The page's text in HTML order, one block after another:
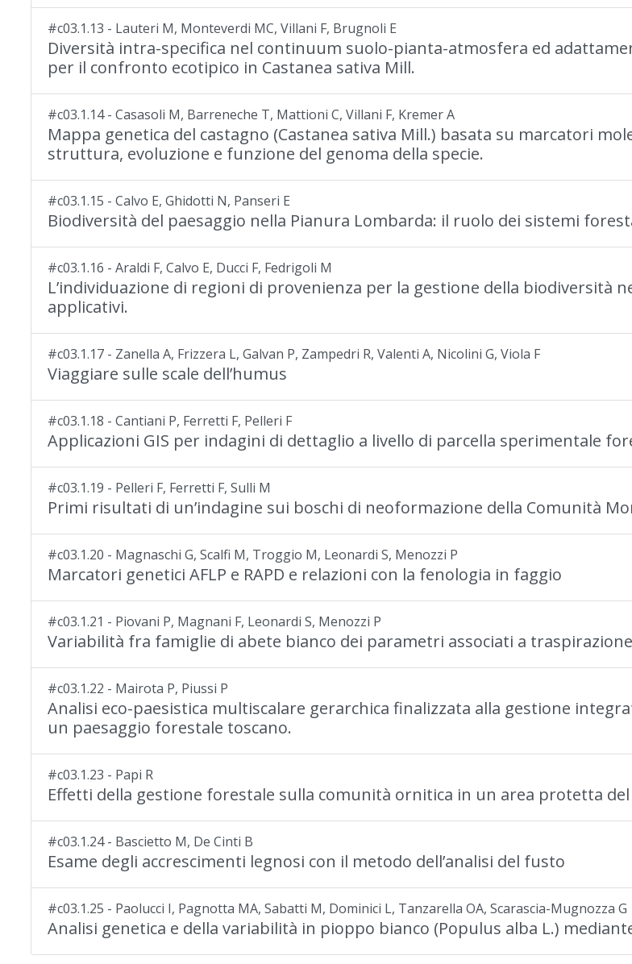
#c03.1.13 - Lauteri M, Monteverdi MC, Villani F, Brugnoli E
Diversità intra-specifica nel continuum suolo-pianta-atmosfera ed
per il confronto ecotipico in Castanea sativa Mill.
#c03.1.14 - Casasoli M, Barreneche T, Mattioni C, Villani F, Kremer A
Mappa genetica del castagno (Castanea sativa Mill.) basata su marcatori
struttura, evoluzione e funzione del genoma della specie.
#c03.1.15 - Calvo E, Ghidotti N, Panseri E
Biodiversità del paesaggio nella Pianura Lombarda: il ruolo dei sistemi
#c03.1.16 - Araldi F, Calvo E, Ducci F, Fedrigoli M
L’individuazione di regioni di provenienza per la gestione della biodiversità
applicativi.
#c03.1.17 - Zanella A, Frizzera L, Galvan P, Zampedri R, Valenti A, Nicolini G, Viola F
Viaggiare sulle scale dell’humus
#c03.1.18 - Cantiani P, Ferretti F, Pelleri F
Applicazioni GIS per indagini di dettaglio a livello di parcella sperimentale
#c03.1.19 - Pelleri F, Ferretti F, Sulli M
Primi risultati di un’indagine sui boschi di neoformazione della Comunità
#c03.1.20 - Magnaschi G, Scalfi M, Troggio M, Leonardi S, Menozzi P
Marcatori genetici AFLP e RAPD e relazioni con la fenologia in faggio
#c03.1.21 - Piovani P, Magnani F, Leonardi S, Menozzi P
Variabilità fra famiglie di abete bianco dei parametri associati a
#c03.1.22 - Mairota P, Piussi P
Analisi eco-paesistica multiscalare gerarchica finalizzata alla gestione
un paesaggio forestale toscano.
#c03.1.23 - Papi R
Effetti della gestione forestale sulla comunità ornitica in un area protetta del
#c03.1.24 - Bascietto M, De Cinti B
Esame degli accrescimenti legnosi con il metodo dell’analisi del fusto
#c03.1.25 - Paolucci I, Pagnotta MA, Sabatti M, Dominici L, Tanzarella OA, Scarascia-Mugnozza G
Analisi genetica e della variabilità in pioppo bianco (Populus alba L.)